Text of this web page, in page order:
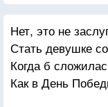
Нет, это не
Стать девушке
Когда б
Как в День